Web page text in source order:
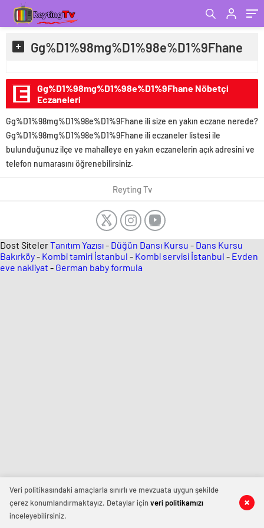
Gg%D1%98mg%D1%98e%D1%9Fhane
Gg%D1%98mg%D1%98e%D1%9Fhane Nöbetçi
Eczaneleri
Gg%D1%98mg%D1%98e%D1%9Fhane ili size en yakın eczane nerede?
Gg%D1%98mg%D1%98e%D1%9Fhane ili eczaneler listesi ile
bulunduğunuz ilçe ve mahalleye en yakın eczanelerin açık adresini ve
telefon numarasını öğrenebilirsiniz.
Reyting Tv
Veri politikasındaki amaçlarla sınırlı ve mevzuata uygun şekilde
çerez konumlandırmaktayız. Detaylar içinveri politikamızı
inceleyebilirsiniz.
Dost SitelerTanıtım Yazısı- Düğün Dansı Kursu - Dans Kursu
Bakırköy- Kombi tamiri İstanbul - Kombi servisi İstanbul - Evden
eve nakliyat - German baby formula